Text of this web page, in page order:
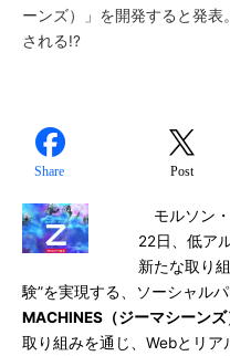
ーンズ）」を開発すると発
される!?
Share Post
モルソン
22日、低ア
新たな取り
験”を実現する、ソーシャル
MACHINES（ジーマシーンズ
取り組みを通じ、Webとリ